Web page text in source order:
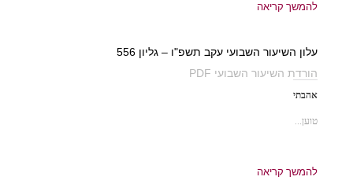
להמשך קריאה
עלון השיעור השבועי עקב תשפ"ו – גליון 556
הורדת השיעור השבועי PDF
אהבתי
טוען...
להמשך קריאה